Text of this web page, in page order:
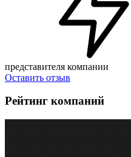
представителя компании
Оставить отзыв
Рейтинг компаний